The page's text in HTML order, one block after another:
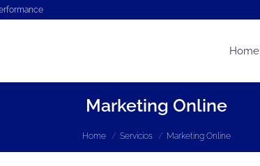
Home
Marketing Online
You are here:
Home Servicios Marketing Online